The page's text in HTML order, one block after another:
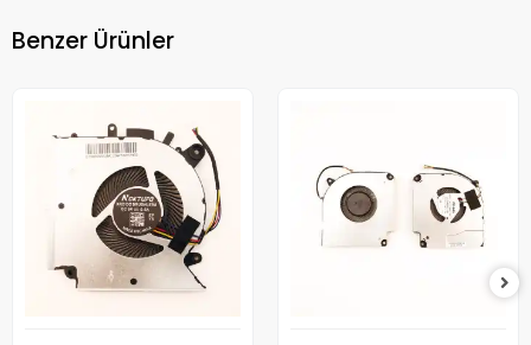
Benzer Ürünler